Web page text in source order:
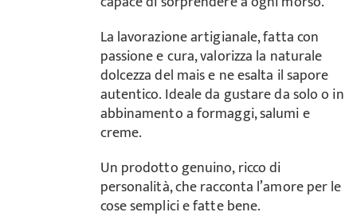
La lavorazione artigianale, fatta con
passione e cura, valorizza la naturale
dolcezza del mais e ne esalta il sapore
autentico. Ideale da gustare da solo o in
abbinamento a formaggi, salumi e
creme.
Un prodotto genuino, ricco di
personalità, che racconta l’amore per le
cose semplici e fatte bene.